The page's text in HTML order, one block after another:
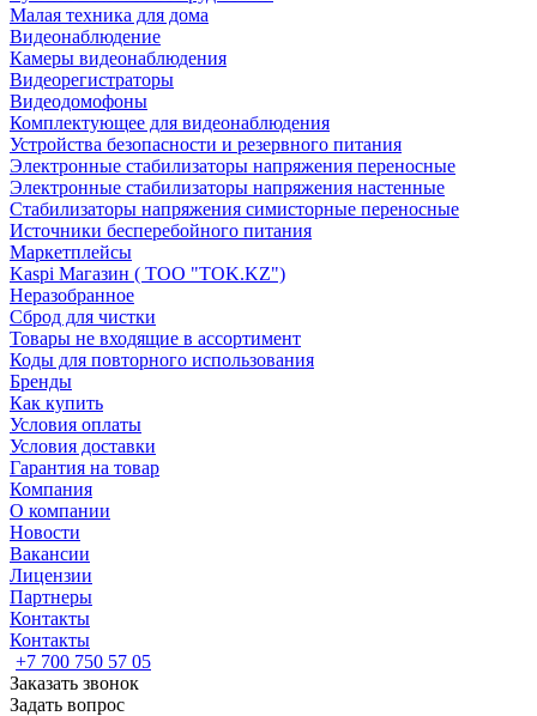
Малая техника для дома
Видеонаблюдение
Камеры видеонаблюдения
Видеорегистраторы
Видеодомофоны
Комплектующее для видеонаблюдения
Устройства безопасности и резервного питания
Электронные стабилизаторы напряжения переносные
Электронные стабилизаторы напряжения настенные
Стабилизаторы напряжения симисторные переносные
Источники бесперебойного питания
Маркетплейсы
Kaspi Магазин ( ТОО "TOK.KZ")
Неразобранное
Сброд для чистки
Товары не входящие в ассортимент
Коды для повторного использования
Бренды
Как купить
Условия оплаты
Условия доставки
Гарантия на товар
Компания
О компании
Новости
Вакансии
Лицензии
Партнеры
Контакты
Контакты
+7 700 750 57 05
Заказать звонок
Задать вопрос